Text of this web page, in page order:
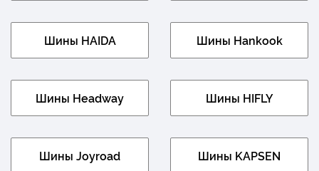
Шины HAIDA Шины Hankook
Шины Headway Шины HIFLY
Шины Joyroad Шины KAPSEN